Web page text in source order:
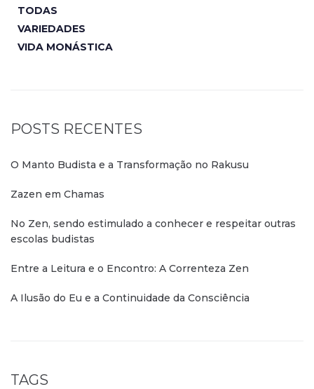
TODAS
VARIEDADES
VIDA MONÁSTICA
POSTS RECENTES
O Manto Budista e a Transformação no Rakusu
Zazen em Chamas
No Zen, sendo estimulado a conhecer e respeitar outras
escolas budistas
Entre a Leitura e o Encontro: A Correnteza Zen
A Ilusão do Eu e a Continuidade da Consciência
TAGS